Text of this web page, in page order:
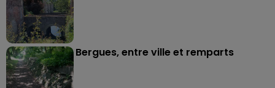
Bergues, entre ville et remparts